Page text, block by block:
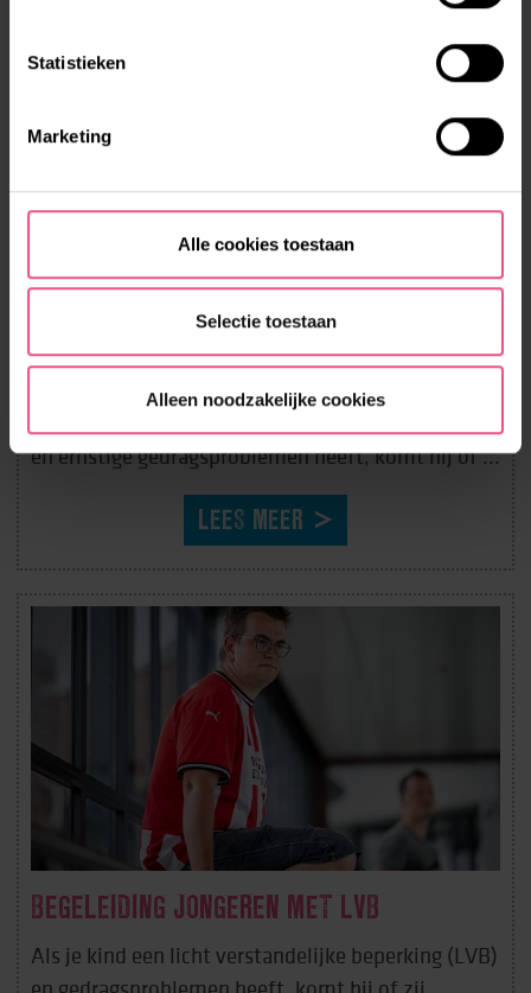
Statistieken
Marketing
Alle cookies toestaan
Selectie toestaan
Alleen noodzakelijke cookies
BEGELEIDING JONGEREN MET LVB+
en ernstige gedragsproblemen heeft, komt hij of ...
LEES MEER
BEGELEIDING JONGEREN MET LVB
Als je kind een licht verstandelijke beperking (LVB)